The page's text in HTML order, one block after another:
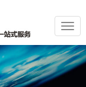
切
换
导
航